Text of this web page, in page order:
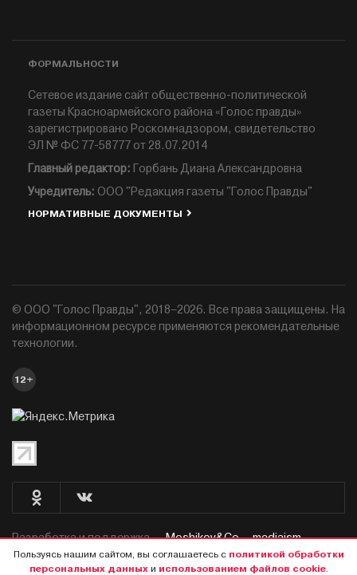
ФОРМАЛЬНОСТИ
Сетевое издание сайт общественно-политической
газеты Красноармейского района «Голос правды»
зарегистрировано Роскомнадзором, свидетельство
ЭЛ № ФС 77-58777 от 28.07.2014
Главный редактор: Горбань Диана Александровна
Учредитель: ООО "Редакция газеты "Голос Правды"
НОРМАТИВНЫЕ ДОКУМЕНТЫ
© ООО "Голос Правды", 2018–2026. Все права защищены. На
информационном ресурсе применяются рекомендательные
технологии.
12+
Разработка и поддержка —Moshikov&Co. - mediaism.
Пользуясь нашим сайтом, вы соглашаетесь с политикой обработки
персональных данныхи использованием файлов cookie.